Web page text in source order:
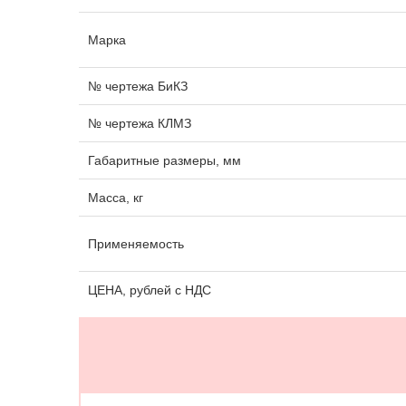
Марка
№ чертежа БиКЗ
№ чертежа КЛМЗ
Габаритные размеры, мм
Масса, кг
Применяемость
ЦЕНА, рублей с НДС